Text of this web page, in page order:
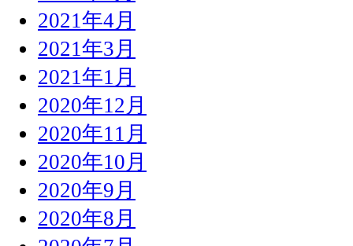
2021年4月
2021年3月
2021年1月
2020年12月
2020年11月
2020年10月
2020年9月
2020年8月